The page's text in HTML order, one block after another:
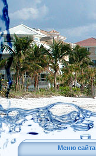
Меню сайта